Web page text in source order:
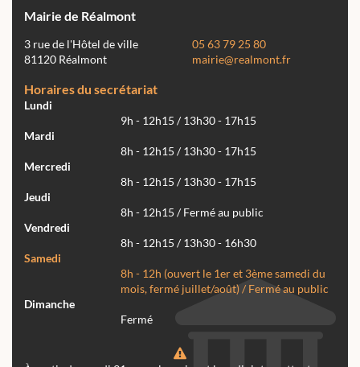
Mairie de Réalmont
3 rue de l'Hôtel de ville
81120 Réalmont
05 63 79 25 80
mairie@realmont.fr
Horaires du secrétariat
Lundi
9h - 12h15 / 13h30 - 17h15
Mardi
8h - 12h15 / 13h30 - 17h15
Mercredi
8h - 12h15 / 13h30 - 17h15
Jeudi
8h - 12h15 / Fermé au public
Vendredi
8h - 12h15 / 13h30 - 16h30
Samedi
8h - 12h (ouvert le 1er et 3ème samedi du
mois, fermé juillet/août) / Fermé au public
Dimanche
Fermé